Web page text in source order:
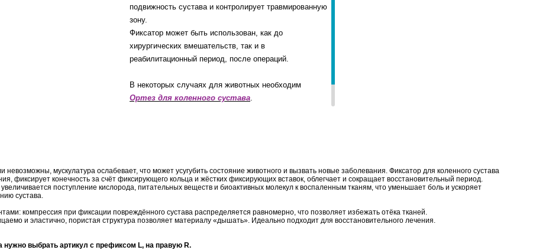
подвижность сустава и контролирует травмированную
зону.
Фиксатор может быть использован, как до
хирургических вмешательств, так и в
реабилитационный период, после операций.
В некоторых случаях для животных необходим
Ортез для коленного сустава.
мускулатура ослабевает, что может усугубить состояние животного и вызвать новые заболевания. Фиксатор для коленного сустава
фиксирует конечность за счёт фиксирующего кольца и жёстких фиксирующих вставок, облегчает и сокращает восстановительный период.
поступление кислорода, питательных веществ и биоактивных молекул к воспаленным тканям, что уменьшает боль и ускоряет
сустава.
компрессия при фиксации повреждённого сустава распределяется равномерно, что позволяет избежать отёка тканей.
и эластично, пористая структура позволяет материалу «дышать». Идеально подходит для восстановительного лечения.
выбрать артикул с префиксом L, на правую R.